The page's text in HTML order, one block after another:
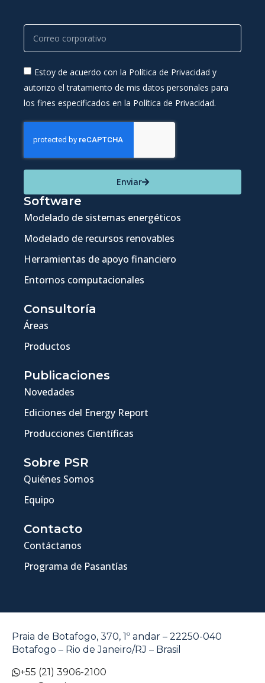
Estoy de acuerdo con la Política de Privacidad y
autorizo el tratamiento de mis datos personales para
los fines especificados en la Política de Privacidad.
Enviar
Software
Modelado de sistemas energéticos
Modelado de recursos renovables
Herramientas de apoyo financiero
Entornos computacionales
Consultoría
Áreas
Productos
Publicaciones
Novedades
Ediciones del Energy Report
Producciones Científicas
Sobre PSR
Quiénes Somos
Equipo
Contacto
Contáctanos
Programa de Pasantías
Praia de Botafogo, 370, 1º andar – 22250-040
Botafogo – Rio de Janeiro/RJ – Brasil
+55 (21) 3906-2100